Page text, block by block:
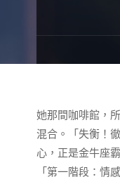
她那間咖啡館，
混合。「失衡！
心，正是金牛座
「第一階段：情